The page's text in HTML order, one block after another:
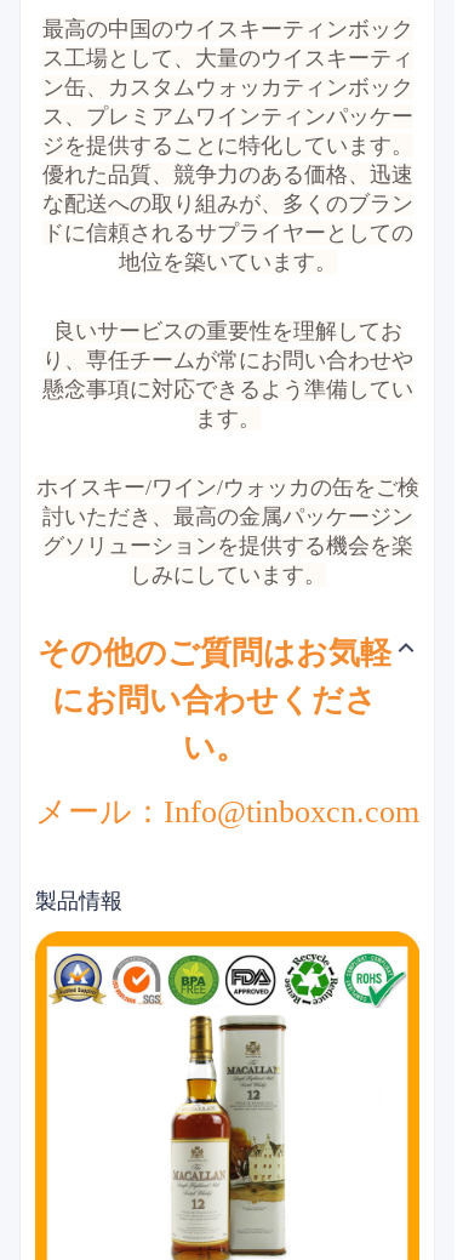
最高の中国のウイスキーティンボック
ス工場として、大量のウイスキーティ
ン缶、カスタムウォッカティンボック
ス、プレミアムワインティンパッケー
ジを提供することに特化しています。
優れた品質、競争力のある価格、迅速
な配送への取り組みが、多くのブラン
ドに信頼されるサプライヤーとしての
地位を築いています。
良いサービスの重要性を理解してお
り、専任チームが常にお問い合わせや
懸念事項に対応できるよう準備してい
ます。
ホイスキー/ワイン/ウォッカの缶をご検
討いただき、最高の金属パッケージン
グソリューションを提供する機会を楽
しみにしています。
その他のご質問はお気軽
にお問い合わせくださ
い。
メール：Info@tinboxcn.com
製品情報